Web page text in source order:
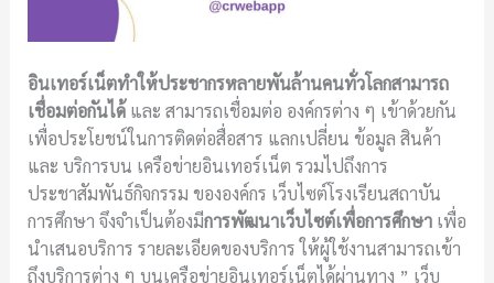
อินเทอร์เน็ตทำให้ประชากรหลายพันล้านคนทั่วโลกสามารถ
เชื่อมต่อกันได้และ สามารถเชื่อมต่อ องค์กรต่าง ๆ เข้าด้วยกัน
เพื่อประโยชน์ในการติดต่อสื่อสาร แลกเปลี่ยน ข้อมูล สินค้า
และ บริการบน เครือข่ายอินเทอร์เน็ต รวมไปถึงการ
ประชาสัมพันธ์กิจกรรม ขององค์กร เว็บไซต์โรงเรียนสถาบัน
การศึกษา จึงจำเป็นต้องมีการพัฒนาเว็บไซต์เพื่อการศึกษาเพื่อ
นำเสนอบริการ รายละเอียดของบริการ ให้ผู้ใช้งานสามารถเข้า
ถึงบริการต่าง ๆ บนเครือข่ายอินเทอร์เน็ตได้ผ่านทาง ” เว็บ